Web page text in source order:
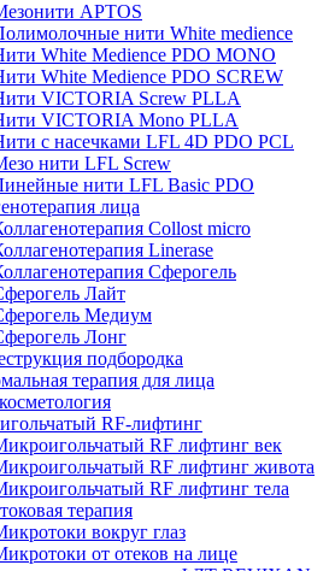
APTOS
нити White medience
White Medience PDO MONO
White Medience PDO SCREW
VICTORIA Screw PLLA
VICTORIA Mono PLLA
с насечками LFL 4D PDO PCL
нити LFL Screw
нити LFL Basic PDO
лица
Collost micro
Linerase
Сферогель
Лайт
Медиум
Лонг
подбородка
терапия для лица
RF-лифтинг
RF лифтинг век
RF лифтинг живота
RF лифтинг тела
терапия
вокруг глаз
от отеков на лице